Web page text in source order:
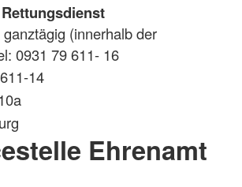
(innerhalb der
0931 79 611- 16
14
Ehrenamt